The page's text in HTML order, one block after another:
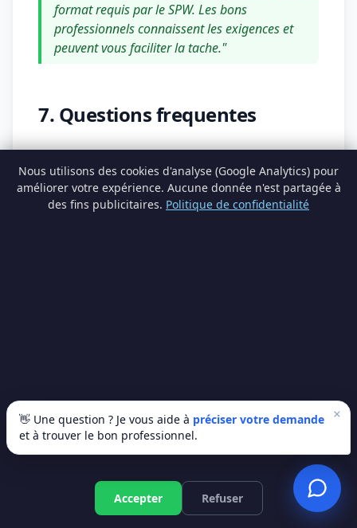
Nous utilisons des cookies d'analyse (Google Analytics) pour
améliorer votre expérience. Aucune donnée n'est partagée à
des fins publicitaires. Politique de confidentialité
Accepter Refuser
format requis par le SPW. Les bons
professionnels connaissent les exigences et
peuvent vous faciliter la tache."
7. Questions frequentes
primes chassis en Wallonie ? Voici les
reponses aux questions les plus courantes de
nos lecteurs.
220€/chassis
•R2: 55 × 3 =165€/chassis
•R3: 55 × 2,5 =137,50€/chassis
/chassis
Pour les portes exterieures, la prime de
×
👋 Une question ? Je vous aide à préciser votre demande
et à trouver le bon professionnel.